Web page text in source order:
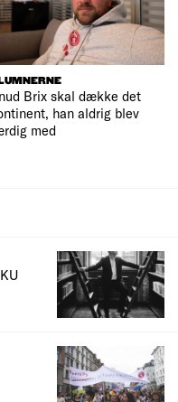
Brix skal dække det
han aldrig blev
med